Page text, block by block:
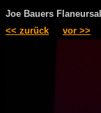
Joe Bauers
<< zurück
vor >>